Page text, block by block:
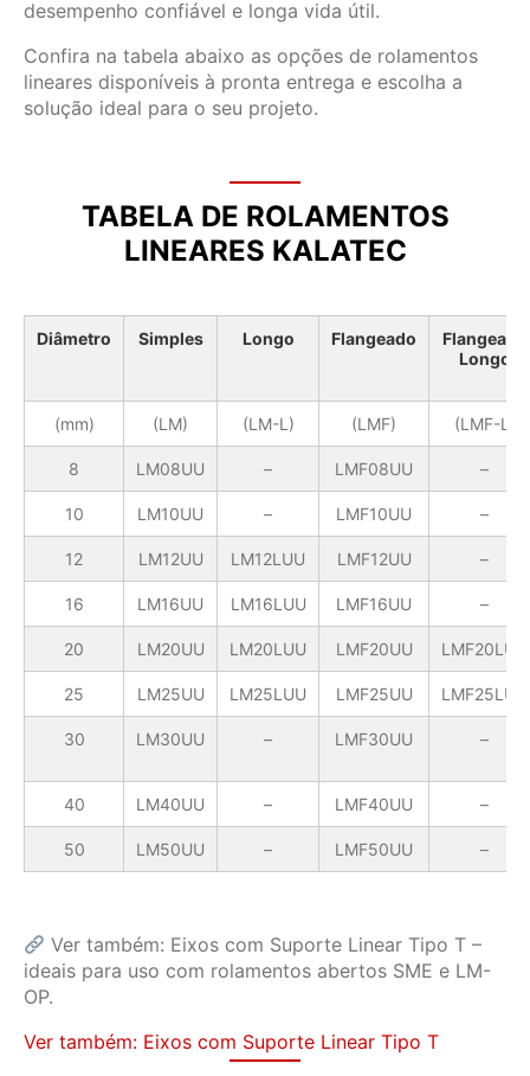
desempenho confiável e longa vida útil.
Confira na tabela abaixo as opções de rolamentos
lineares disponíveis à pronta entrega e escolha a
solução ideal para o seu projeto.
TABELA DE ROLAMENTOS
LINEARES KALATEC
Diâmetro Simples Longo Flangeado
Flangeado
Longo
(mm) (LM) (LM-L) (LMF) (LMF-L)
8 LM08UU – LMF08UU –
10 LM10UU – LMF10UU –
12 LM12UU LM12LUU LMF12UU –
16 LM16UU LM16LUU LMF16UU –
20 LM20UU LM20LUU LMF20UU LMF20LUU
25 LM25UU LM25LUU LMF25UU LMF25LUU
30 LM30UU – LMF30UU –
40 LM40UU – LMF40UU –
50 LM50UU – LMF50UU –
Ver também: Eixos com Suporte Linear Tipo T –
ideais para uso com rolamentos abertos SME e LM-
OP.
Ver também: Eixos com Suporte Linear Tipo T